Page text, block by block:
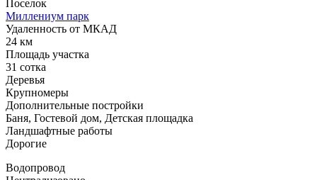
Поселок
Миллениум парк
Удаленность от МКАД
24 км
Площадь участка
31 сотка
Деревья
Крупномеры
Дополнительные постройки
Баня, Гостевой дом, Детская площадка
Ландшафтные работы
Дорогие
Водопровод